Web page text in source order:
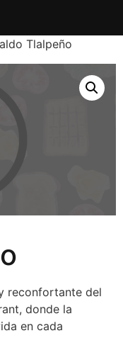
Tlalpeño
reconfortante del
donde la
en cada